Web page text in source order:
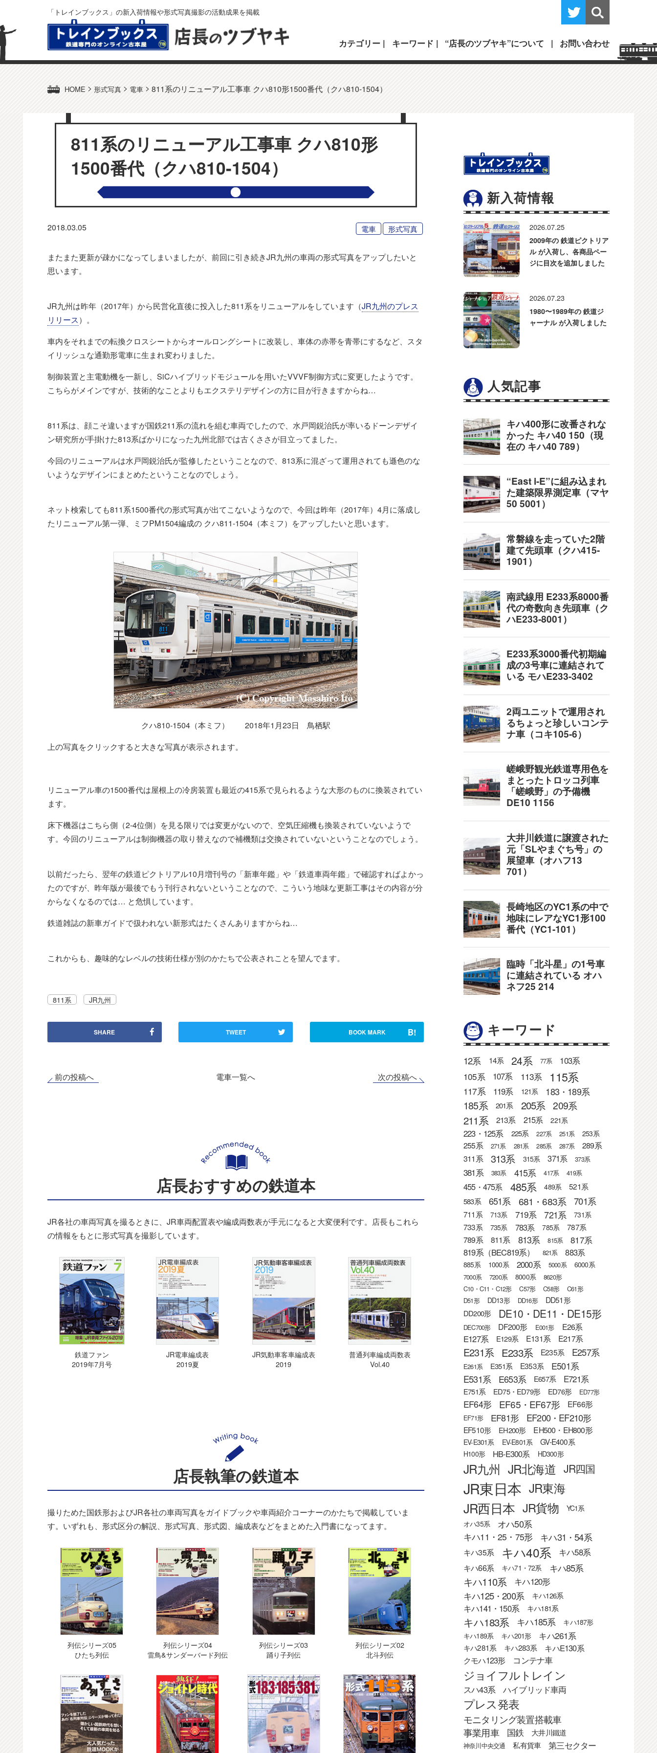
「トレインブックス」の新入荷情報や形式写真撮影の活動成果を掲載
カテゴリー キーワード “店長のツブヤキ”について お問い合わせ
HOME > 形式写真 > 電車 > 811系のリニューアル工事車 クハ810形1500番代（クハ810-1504）
811系のリニューアル工事車 クハ810形
1500番代（クハ810-1504）
2018.03.05 電車 形式写真
またまた更新が疎かになってしまいましたが、前回に引き続きJR九州の車両の形式写真をアップしたいと
思います。
JR九州は昨年（2017年）から民営化直後に投入した811系をリニューアルをしています（JR九州のプレス
リリース）。
車内をそれまでの転換クロスシートからオールロングシートに改装し、車体の赤帯を青帯にするなど、スタ
イリッシュな通勤形電車に生まれ変わりました。
制御装置と主電動機を一新し、SiCハイブリッドモジュールを用いたVVVF制御方式に変更したようです。
こちらがメインですが、技術的なことよりもエクステリデザインの方に目が行きますからね…
811系は、顔こそ違いますが国鉄211系の流れを組む車両でしたので、水戸岡鋭治氏が率いるドーンデザイ
ン研究所が手掛けた813系ばかりになった九州北部では古くささが目立ってました。
今回のリニューアルは水戸岡鋭治氏が監修したということなので、813系に混ざって運用されても遜色のな
いようなデザインにまとめたということなのでしょう。
ネット検索しても811系1500番代の形式写真が出てこないようなので、今回は昨年（2017年）4月に落成し
たリニューアル第一弾、ミフPM1504編成の クハ811-1504（本ミフ）をアップしたいと思います。
クハ810-1504（本ミフ） 2018年1月23日 鳥栖駅
上の写真をクリックすると大きな写真が表示されます。
リニューアル車の1500番代は屋根上の冷房装置も最近の415系で見られるような大形のものに換装されてい
ます。
床下機器はこちら側（2-4位側）を見る限りでは変更がないので、空気圧縮機も換装されていないようで
す。今回のリニューアルは制御機器の取り替えなので補機類は交換されていないということなのでしょう。
以前だったら、翌年の鉄道ピクトリアル10月増刊号の「新車年鑑」や「鉄道車両年鑑」で確認すればよかっ
たのですが、昨年版が最後でもう刊行されないということなので、こういう地味な更新工事はその内容が分
からなくなるのでは… と危惧しています。
鉄道雑誌の新車ガイドで扱われない新形式はたくさんありますからね…
これからも、趣味的なレベルの技術仕様が別のかたちで公表されことを望んでます。
811系 JR九州
SHARE TWEET BOOK MARK B!
前の投稿へ 電車一覧へ 次の投稿へ
店長おすすめの鉄道本
JR各社の車両写真を撮るときに、JR車両配置表や編成両数表が手元になると大変便利です。店長もこれら
の情報をもとに形式写真を撮影しています。
鉄道ファン
2019年7月号
JR電車編成表
2019夏
JR気動車客車編成表
2019
普通列車編成両数表
Vol.40
店長執筆の鉄道本
撮りためた国鉄形およびJR各社の車両写真をガイドブックや車両紹介コーナーのかたちで掲載していま
す。いずれも、形式区分の解説、形式写真、形式図、編成表などをまとめた入門書になってます。
列伝シリーズ05
ひたち列伝
列伝シリーズ04
雷鳥&サンダーバード列伝
列伝シリーズ03
踊り子列伝
列伝シリーズ02
北斗列伝
新入荷情報
2026.07.25
2009年の 鉄道ピクトリア
ル が入荷し、各商品ペー
ジに目次を追加しました
2026.07.23
1980〜1989年の 鉄道ジ
ャーナル が入荷しました
人気記事
キーワード
12系 14系 24系 77系 103系
105系 107系 113系 115系
117系 119系 121系 183・189系
185系 201系 205系 209系
211系 213系 215系 221系
223・125系 225系 227系 251系 253系
255系 271系 281系 285系 287系
289系
311系
313系 315系 371系 373系
381系 383系 415系 417系 419系
455・475系 485系 489系 521系
583系 651系 681・683系 701系
711系 713系 719系 721系 731系
733系 735系 783系 785系 787系
789系 811系 813系 815系 817系
819系（BEC819系） 821系 883系
885系 1000系 2000系 5000系 6000系
7000系 7200系 8000系
8620形
C10・C11・C12形
C57形 C58形
C61形
D51形
DD13形 DD16形 DD51形
DD200形 DE10・DE11・DE15形
DEC700形 DF200形 E001形 E26系
E127系 E129系 E131系 E217系
E231系 E233系 E235系 E257系
E261系 E351系 E353系 E501系
E531系 E653系 E657系 E721系
E751系 ED75・ED79形 ED76形 ED77形
EF64形 EF65・EF67形 EF66形
EF71形 EF81形 EF200・EF210形
EF510形 EH200形 EH500・EH800形
EV-E301系 EV-E801系 GV-E400系
H100形 HB-E300系 HD300形
JR九州 JR北海道 JR四国
JR東日本 JR東海
JR西日本 JR貨物
YC1系
オハ35系
オハ50系
キハ11・25・75形 キハ31・54系
キハ35系 キハ40系
キハ58系
キハ66系
キハ71・72系 キハ85系
キハ110系 キハ120形
キハ125・200系 キハ126系
キハ141・150系 キハ181系
キハ183系 キハ185系
キハ187形
キハ189系
キハ201形 キハ261系
キハ281系 キハ283系
キハE130系
クモハ123形
コンテナ車
ジョイフルトレイン
スハ43系 ハイブリッド車両
プレス発表
モニタリング装置搭載車
事業用車 国鉄 大井川鐵道
神奈川中央交通 私有貨車
第三セクター